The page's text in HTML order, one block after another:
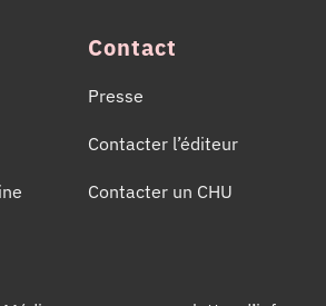
Contact
Presse
Contacter l’éditeur
Contacter un CHU